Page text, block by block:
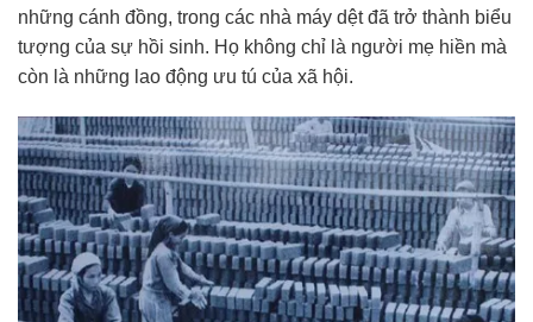
những cánh đồng, trong các nhà máy dệt đã trở thành biểu
tượng của sự hồi sinh. Họ không chỉ là người mẹ hiền mà
còn là những lao động ưu tú của xã hội.